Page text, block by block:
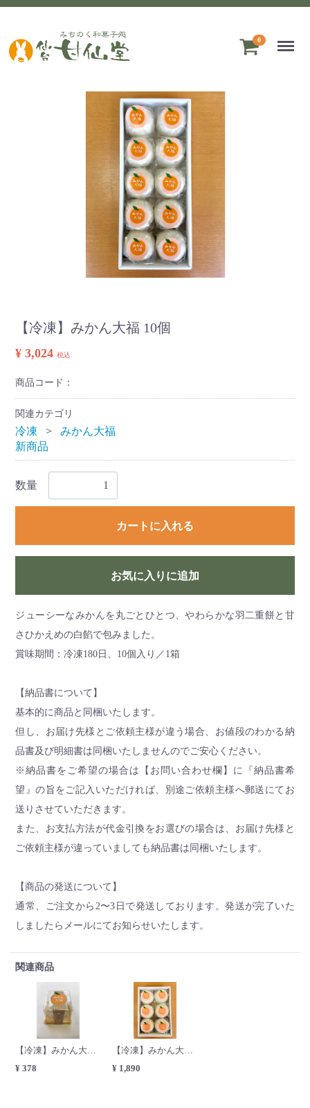
0 Menu
【冷凍】みかん大福 10個
¥ 3,024 税込
商品コード：
関連カテゴリ
冷凍
みかん大福
新商品
数量
カートに入れる
お気に入りに追加
ジューシーなみかんを丸ごとひとつ、やわらかな羽二重餅と甘
さひかえめの白餡で包みました。
賞味期間：冷凍180日、10個入り／1箱
【納品書について】
基本的に商品と同梱いたします。
但し、お届け先様とご依頼主様が違う場合、お値段のわかる納
品書及び明細書は同梱いたしませんのでご安心ください。
※納品書をご希望の場合は【お問い合わせ欄】に『納品書希
望』の旨をご記入いただければ、別途ご依頼主様へ郵送にてお
送りさせていただきます。
また、お支払方法が代金引換をお選びの場合は、お届け先様と
ご依頼主様が違っていましても納品書は同梱いたします。
【商品の発送について】
通常、ご注文から2〜3日で発送しております。発送が完了いた
しましたらメールにてお知らせいたします。
関連商品
【冷凍】みかん大福 1個
¥ 378
【冷凍】みかん大福 6個
¥ 1,890